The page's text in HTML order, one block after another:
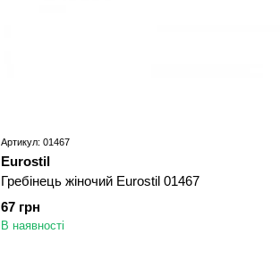
Артикул: 01467
Eurostil
Гребінець жіночий Eurostil 01467
67 грн
В наявності